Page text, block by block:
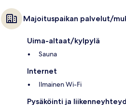
Majoituspaikan palvelut/
Uima-altaat/kylpylä
Sauna
Internet
Ilmainen Wi-Fi
Pysäköinti ja